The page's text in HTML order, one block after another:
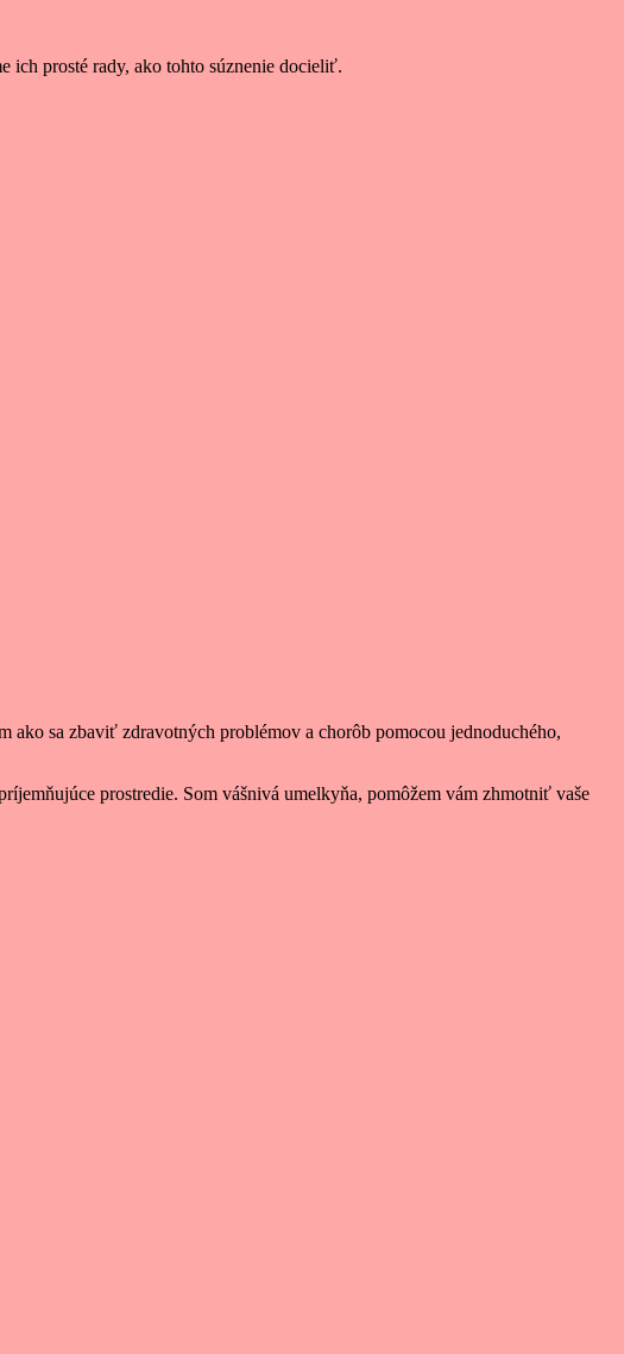
ich prosté rady, ako tohto súznenie docieliť.
ako sa zbaviť zdravotných problémov a chorôb pomocou jednoduchého,
prostredie. Som vášnivá umelkyňa, pomôžem vám zhmotniť vaše